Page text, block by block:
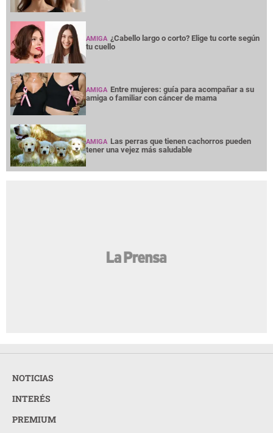
AMIGA ¿Cabello largo o corto? Elige tu corte según
tu cuello
AMIGA Entre mujeres: guía para acompañar a su
amiga o familiar con cáncer de mama
AMIGA Las perras que tienen cachorros pueden
tener una vejez más saludable
NOTICIAS
INTERÉS
PREMIUM